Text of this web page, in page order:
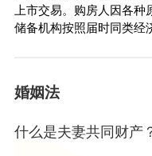
上市交易。购房人因各
储备机构按照届时同类经
婚姻法
什么是夫妻共同财产